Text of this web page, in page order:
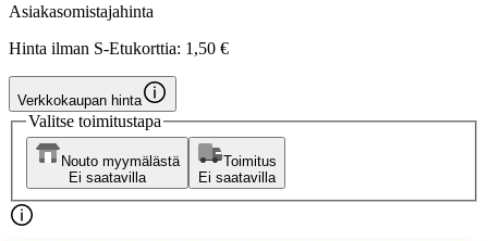
Asiakasomistajahinta
Hinta ilman S-Etukorttia: 1,50 €
Verkkokaupan hinta
Valitse toimitustapa
Nouto myymälästä
Ei saatavilla
Toimitus
Ei saatavilla